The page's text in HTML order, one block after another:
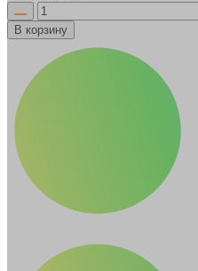
В корзину